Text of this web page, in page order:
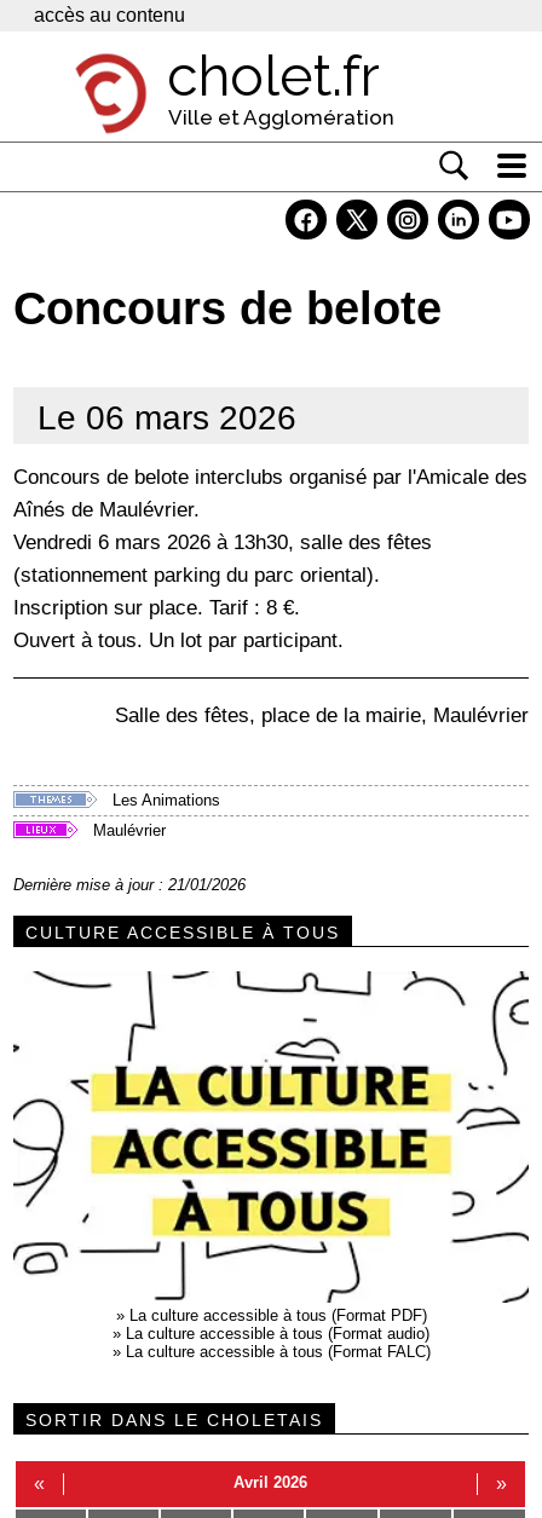
Panneau de gestion des cookies
accès au contenu
cholet.fr
Ville et Agglomération
Economie
Contacts
Concours de belote
Le 06 mars 2026
Concours de belote interclubs organisé par l'Amicale des
Aînés de Maulévrier.
Vendredi 6 mars 2026 à 13h30, salle des fêtes
(stationnement parking du parc oriental).
Inscription sur place. Tarif : 8 €.
Ouvert à tous. Un lot par participant.
Salle des fêtes, place de la mairie, Maulévrier
Les Animations
Maulévrier
Dernière mise à jour : 21/01/2026
CULTURE ACCESSIBLE À TOUS
» La culture accessible à tous (Format PDF)
» La culture accessible à tous (Format audio)
» La culture accessible à tous (Format FALC)
SORTIR DANS LE CHOLETAIS
« Avril 2026 »